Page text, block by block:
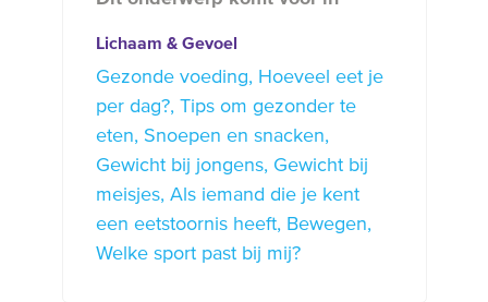
Lichaam & Gevoel
Gezonde voeding
Hoeveel eet je
per dag? Tips om gezonder te
eten
Snoepen en snacken
Gewicht bij jongens Gewicht bij
meisjes Als iemand die je kent
een eetstoornis heeft
Bewegen
Welke sport past bij mij?